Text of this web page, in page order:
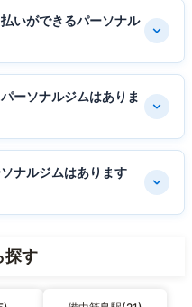
いができるパーソナル
ーソナルジムはありま
ナルジムはあります
探す